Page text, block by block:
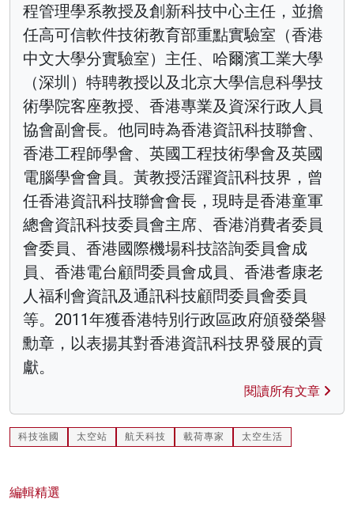
程管理學系教授及創新科技中心主任，並擔
任高可信軟件技術教育部重點實驗室（香港
中文大學分實驗室）主任、哈爾濱工業大學
（深圳）特聘教授以及北京大學信息科學技
術學院客座教授、香港專業及資深行政人員
協會副會長。他同時為香港資訊科技聯會、
香港工程師學會、英國工程技術學會及英國
電腦學會會員。黃教授活躍資訊科技界，曾
任香港資訊科技聯會會長，現時是香港童軍
總會資訊科技委員會主席、香港消費者委員
會委員、香港國際機場科技諮詢委員會成
員、香港電台顧問委員會成員、香港耆康老
人福利會資訊及通訊科技顧問委員會委員
等。2011年獲香港特別行政區政府頒發榮譽
勳章，以表揚其對香港資訊科技界發展的貢
獻。
閱讀所有文章
科技強國 太空站 航天科技 載荷專家 太空生活
編輯精選